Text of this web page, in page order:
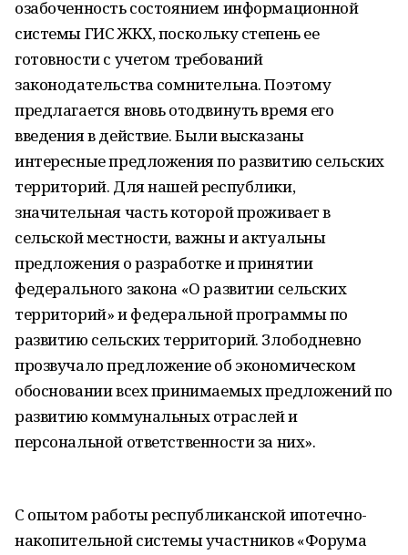
озабоченность состоянием информационной
системы ГИС ЖКХ, поскольку степень ее
готовности с учетом требований
законодательства сомнительна. Поэтому
предлагается вновь отодвинуть время его
введения в действие. Были высказаны
интересные предложения по развитию сельских
территорий. Для нашей республики,
значительная часть которой проживает в
сельской местности, важны и актуальны
предложения о разработке и принятии
федерального закона «О развитии сельских
территорий» и федеральной программы по
развитию сельских территорий. Злободневно
прозвучало предложение об экономическом
обосновании всех принимаемых предложений по
развитию коммунальных отраслей и
персональной ответственности за них».
С опытом работы республиканской ипотечно-
накопительной системы участников «Форума